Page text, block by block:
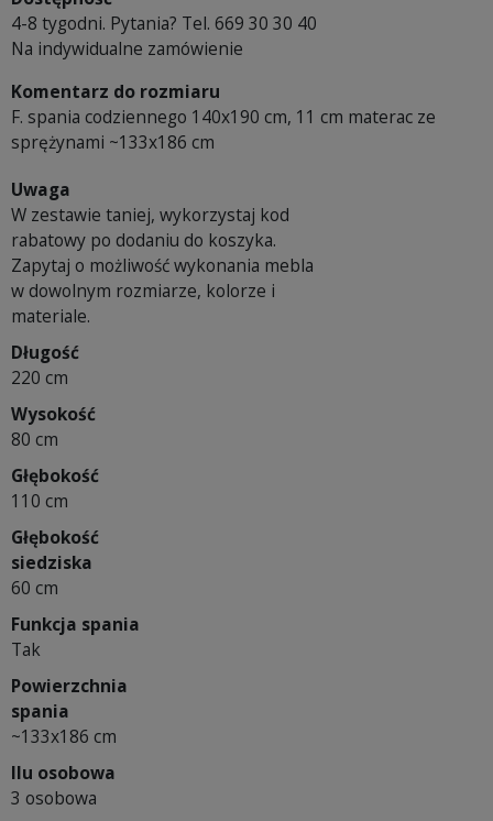
4-8 tygodni. Pytania? Tel. 669 30 30 40
Na indywidualne zamówienie
Komentarz do rozmiaru
F. spania codziennego 140x190 cm, 11 cm materac ze
sprężynami ~133x186 cm
Uwaga
W zestawie taniej, wykorzystaj kod
rabatowy po dodaniu do koszyka.
Zapytaj o możliwość wykonania mebla
w dowolnym rozmiarze, kolorze i
materiale.
Długość
220 cm
Wysokość
80 cm
Głębokość
110 cm
Głębokość
siedziska
60 cm
Funkcja spania
Tak
Powierzchnia
spania
~133x186 cm
Ilu osobowa
3 osobowa